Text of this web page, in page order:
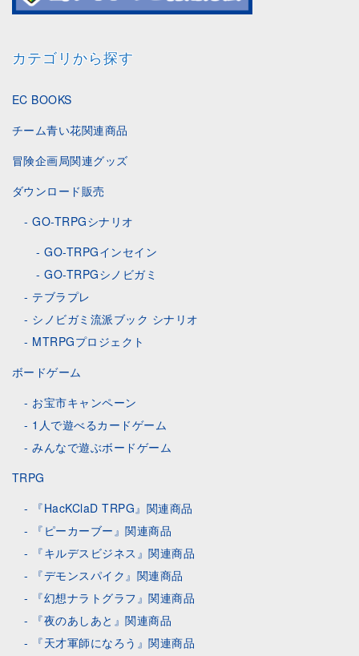
カテゴリから探す
EC BOOKS
チーム青い花関連商品
冒険企画局関連グッズ
ダウンロード販売
GO-TRPGシナリオ
GO-TRPGインセイン
GO-TRPGシノビガミ
テブラプレ
シノビガミ流派ブック シナリオ
MTRPGプロジェクト
ボードゲーム
お宝市キャンペーン
1人で遊べるカードゲーム
みんなで遊ぶボードゲーム
TRPG
『HacKClaD TRPG』関連商品
『ピーカーブー』関連商品
『キルデスビジネス』関連商品
『デモンスパイク』関連商品
『幻想ナラトグラフ』関連商品
『夜のあしあと』関連商品
『天才軍師になろう』関連商品